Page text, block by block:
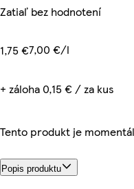
Zatiaľ bez hodnotení
1,75 €7,00 €/l
+ záloha 0,15 € / za kus
Tento produkt je
Popis produktu